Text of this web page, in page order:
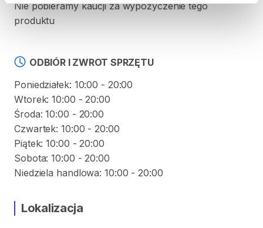
Nie pobieramy kaucji za wypożyczenie tego
produktu
ODBIÓR I ZWROT SPRZĘTU
Poniedziałek: 10:00 - 20:00
Wtorek: 10:00 - 20:00
Środa: 10:00 - 20:00
Czwartek: 10:00 - 20:00
Piątek: 10:00 - 20:00
Sobota: 10:00 - 20:00
Lokalizacja